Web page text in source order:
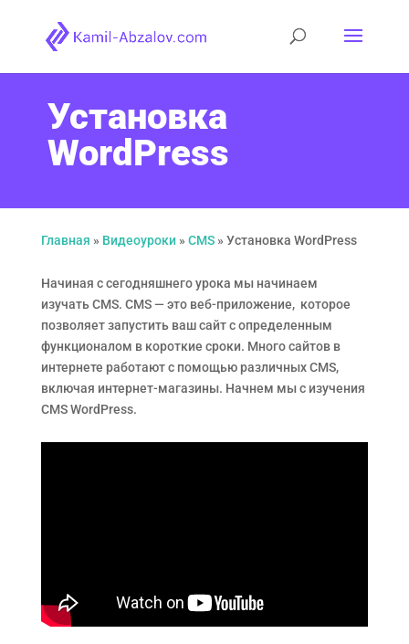
Установка
WordPress
Главная » Видеоуроки » CMS» Установка WordPress
Начиная с сегодняшнего урока мы начинаем
изучать CMS. CMS — это веб-приложение, которое
позволяет запустить ваш сайт с определенным
функционалом в короткие сроки. Много сайтов в
интернете работают с помощью различных CMS,
включая интернет-магазины. Начнем мы с изучения
CMS WordPress.